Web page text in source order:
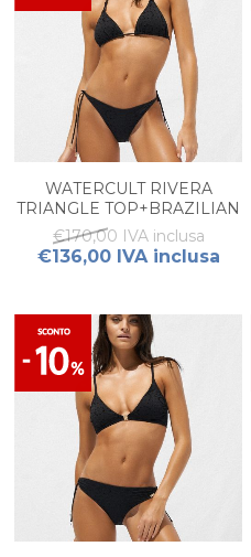
WATERCULT RIVERA
TRIANGLE TOP+BRAZILIAN
SLIP
€170,00 IVA inclusa
€136,00 IVA inclusa